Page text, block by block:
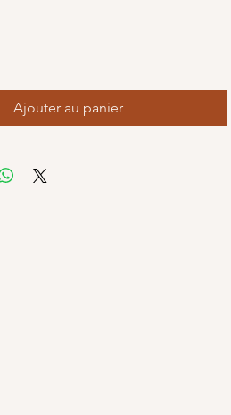
Ajouter au panier